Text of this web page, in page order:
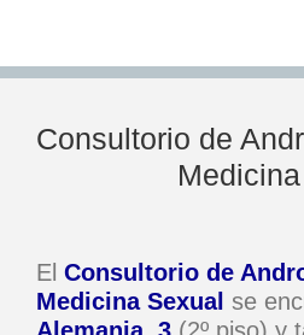
Consultorio de
El Consultorio de
Medicina Sexual se